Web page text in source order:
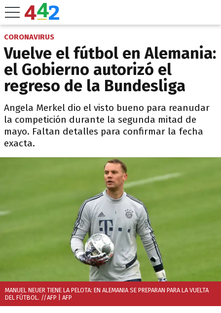
CORONAVIRUS
Vuelve el fútbol en Alemania:
el Gobierno autorizó el
regreso de la Bundesliga
Angela Merkel dio el visto bueno para reanudar
la competición durante la segunda mitad de
mayo. Faltan detalles para confirmar la fecha
exacta.
MANUEL NEUER TIENE LA PELOTA: EN ALEMANIA SE PREPARAN PARA LA VUELTA
DEL FÚTBOL. //AFP | AFP